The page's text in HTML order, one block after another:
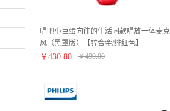
唱吧小巨蛋向往的生活同款唱放一体麦克
风（黑罩版）【锌合金/绯红色】
￥ 430.80 ￥499.00